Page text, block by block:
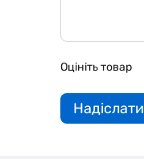
Оцініть товар
Надіслати